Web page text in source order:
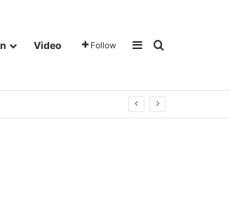
Video Follow Sidebar
Traži